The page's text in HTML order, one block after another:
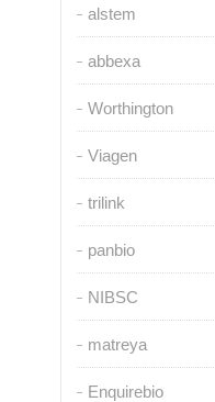
alstem
abbexa
Worthington
Viagen
trilink
panbio
NIBSC
matreya
Enquirebio